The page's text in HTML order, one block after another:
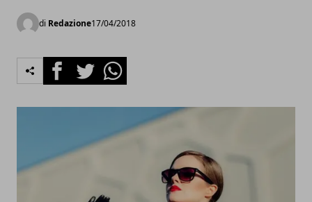
di Redazione17/04/2018
FacebookTwitterWhatsapp